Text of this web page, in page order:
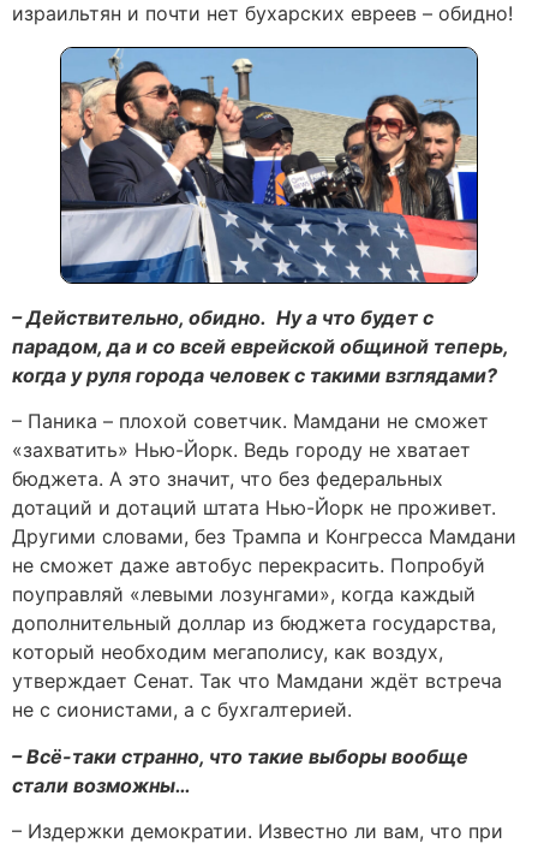
израильтян и почти нет бухарских евреев – обидно!
– Действительно, обидно. Ну а что будет с
парадом, да и со всей еврейской общиной теперь,
когда у руля города человек с такими взглядами?
– Паника – плохой советчик. Мамдани не сможет
«захватить» Нью-Йорк. Ведь городу не хватает
бюджета. А это значит, что без федеральных
дотаций и дотаций штата Нью-Йорк не проживет.
Другими словами, без Трампа и Конгресса Мамдани
не сможет даже автобус перекрасить. Попробуй
поуправляй «левыми лозунгами», когда каждый
дополнительный доллар из бюджета государства,
который необходим мегаполису, как воздух,
утверждает Сенат. Так что Мамдани ждёт встреча
не с сионистами, а с бухгалтерией.
– Всё-таки странно, что такие выборы вообще
стали возможны…
– Издержки демократии. Известно ли вам, что при